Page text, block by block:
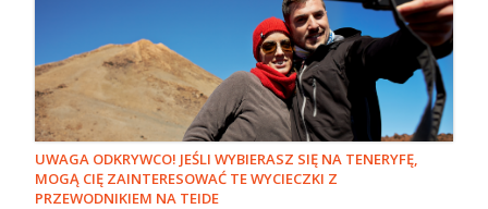
UWAGA ODKRYWCO! JEŚLI WYBIERASZ SIĘ NA TENERYFĘ,
MOGĄ CIĘ ZAINTERESOWAĆ TE WYCIECZKI Z
PRZEWODNIKIEM NA TEIDE